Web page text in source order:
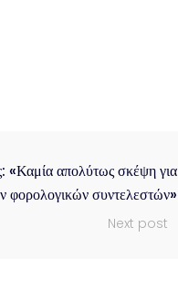
«Καμία απολύτως σκέψη για
φορολογικών συντελεστών»
Next post